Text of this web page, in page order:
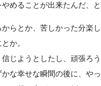
めることが出来たんだ、と
らとか、苦しかった分楽
か。
じようとしたし、頑張ろう
な幸せな瞬間の後に、や